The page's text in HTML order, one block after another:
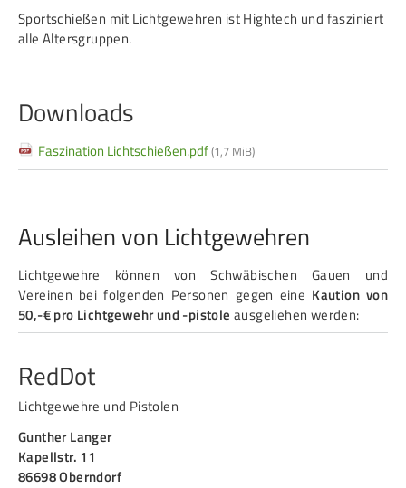
Sportschießen mit Lichtgewehren ist Hightech und fasziniert
alle Altersgruppen.
Downloads
Faszination Lichtschießen.pdf(1,7 MiB)
Ausleihen von Lichtgewehren
Lichtgewehre können von Schwäbischen Gauen und
Vereinen bei folgenden Personen gegen eine Kaution von
50,-€ pro Lichtgewehr und -pistole ausgeliehen werden:
RedDot
Lichtgewehre und Pistolen
Gunther Langer
Kapellstr. 11
86698 Oberndorf
DAMEN
Bezirkspokal
Frauen Ü40
Para-Schießsport
überspringen
Kontakt